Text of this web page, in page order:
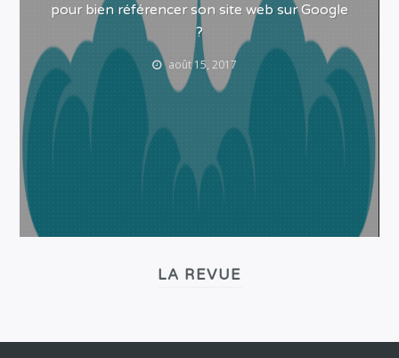
pour bien référencer son site web sur Google
?
août 15, 2017
LA REVUE